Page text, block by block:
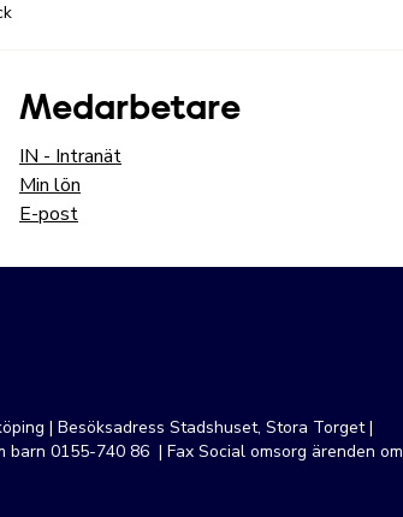
Medarbetare
IN - Intranät
Min lön
E-post
| Besöksadress Stadshuset, Stora Torget |
0155-740 86 | Fax Social omsorg ärenden om